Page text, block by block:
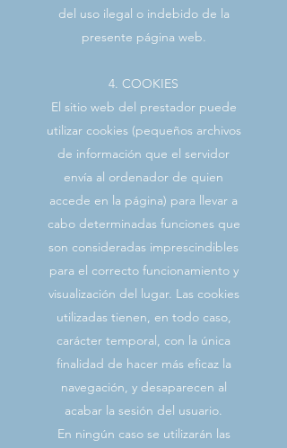
del uso ilegal o indebido de la
presente página web.
4. COOKIES
El sitio web del prestador puede
utilizar cookies (pequeños archivos
de información que el servidor
envía al ordenador de quien
accede en la página) para llevar a
cabo determinadas funciones que
son consideradas imprescindibles
para el correcto funcionamiento y
visualización del lugar. Las cookies
utilizadas tienen, en todo caso,
carácter temporal, con la única
finalidad de hacer más eficaz la
navegación, y desaparecen al
acabar la sesión del usuario.
En ningún caso se utilizarán las